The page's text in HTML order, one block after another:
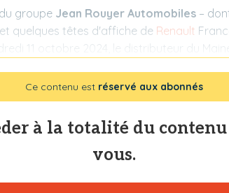
groupe Jean Rouyer Automobiles –
quelques têtes d'affiche de Renault
11 octobre 2024, le distributeur du
Ce contenu est réservé aux abonnés
à la totalité du
vous.